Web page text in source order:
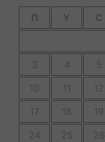
П У С
3
4 5
10
11 12
17
18 19
24
25 26